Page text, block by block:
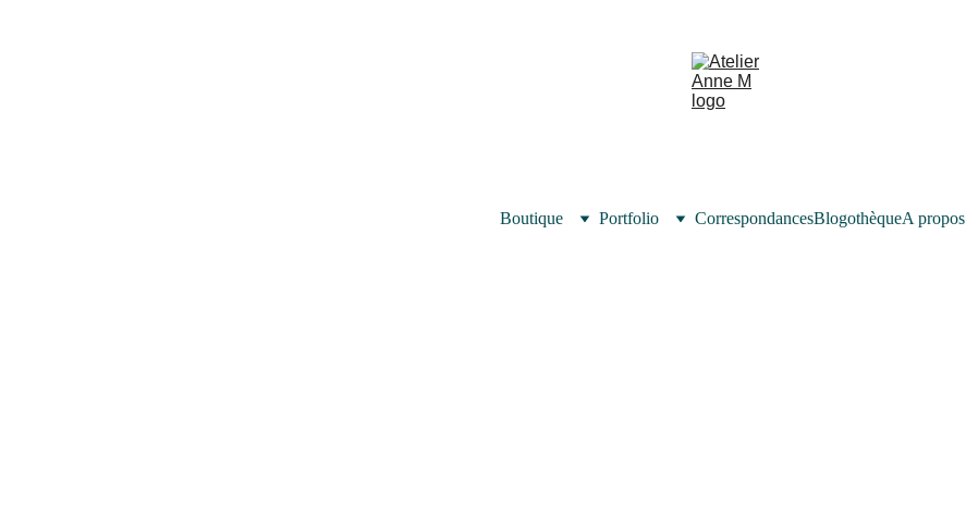
Boutique Portfolio CorrespondancesBlogothèqueA propos